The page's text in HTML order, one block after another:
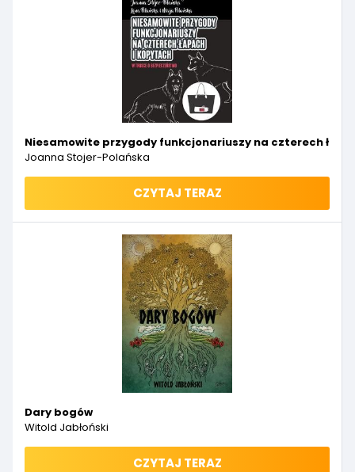
Niesamowite przygody funkcjonariuszy na czterech
Joanna Stojer-Polańska
CZYTAJ TERAZ
Dary bogów
Witold Jabłoński
CZYTAJ TERAZ